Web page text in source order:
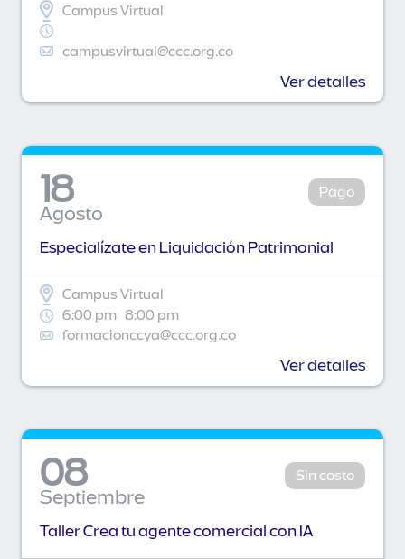
Campus Virtual
campusvirtual@ccc.org.co
Ver detalles
18
Agosto
Pago
Especialízate en Liquidación Patrimonial
Campus Virtual
6:00 pm 8:00 pm
formacionccya@ccc.org.co
Ver detalles
08
Septiembre
Sin costo
Taller Crea tu agente comercial con IA